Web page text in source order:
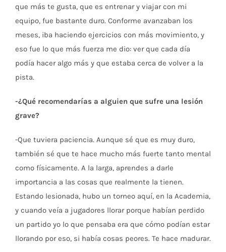
que más te gusta, que es entrenar y viajar con mi
equipo, fue bastante duro. Conforme avanzaban los
meses, iba haciendo ejercicios con más movimiento, y
eso fue lo que más fuerza me dio: ver que cada día
podía hacer algo más y que estaba cerca de volver a la
pista.
-¿Qué recomendarías a alguien que sufre una lesión
grave?
-Que tuviera paciencia. Aunque sé que es muy duro,
también sé que te hace mucho más fuerte tanto mental
como físicamente. A la larga, aprendes a darle
importancia a las cosas que realmente la tienen.
Estando lesionada, hubo un torneo aquí, en la Academia,
y cuando veía a jugadores llorar porque habían perdido
un partido yo lo que pensaba era que cómo podían estar
llorando por eso, si había cosas peores. Te hace madurar.